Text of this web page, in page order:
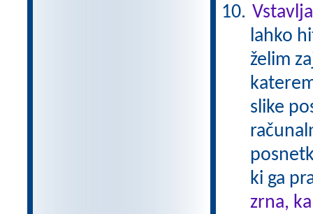
lahko
želim
slike
ki ga
zrna,